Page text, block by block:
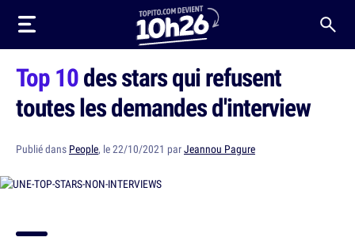
Top 10des stars qui refusent
toutes les demandes d'interview
Publié dans People, le 22/10/2021 parJeannou Pagure